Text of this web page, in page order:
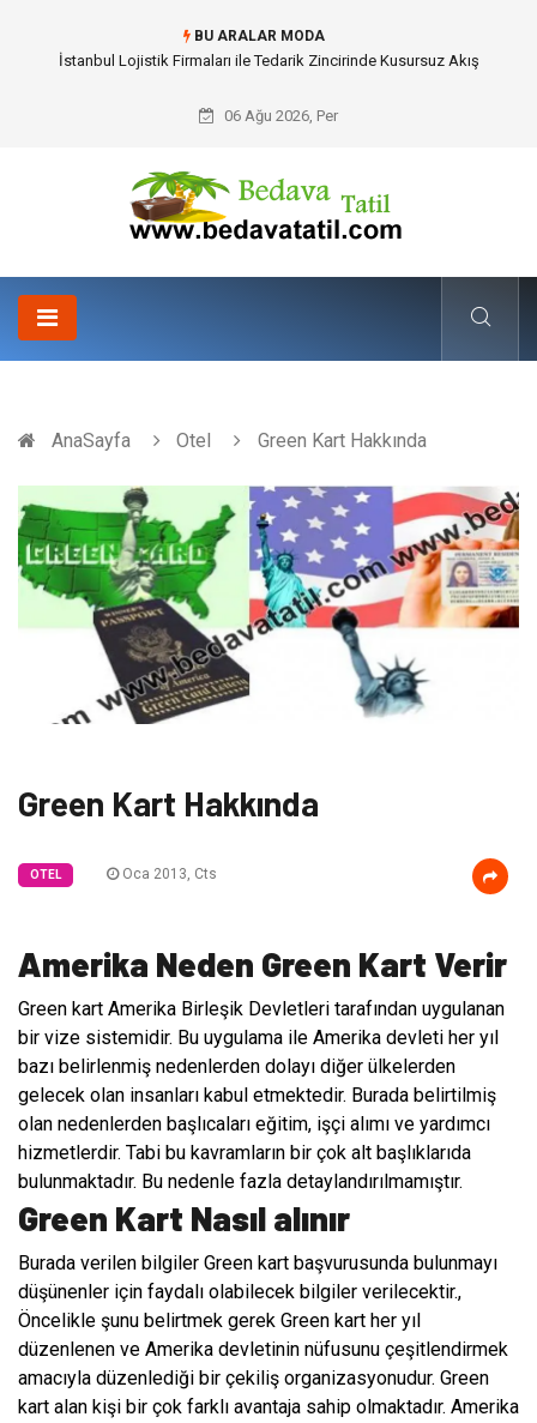
BU ARALAR MODA
Dalaman Bozburun Transfer: Seyahat Prestijinde Ve Zaman Yönetiminde
06 Ağu 2026, Per
AnaSayfa Otel Green Kart Hakkında
Green Kart Hakkında
OTEL Oca 2013, Cts
Amerika Neden Green Kart Verir
Green kart Amerika Birleşik Devletleri tarafından uygulanan
bir vize sistemidir. Bu uygulama ile Amerika devleti her yıl
bazı belirlenmiş nedenlerden dolayı diğer ülkelerden
gelecek olan insanları kabul etmektedir. Burada belirtilmiş
olan nedenlerden başlıcaları eğitim, işçi alımı ve yardımcı
hizmetlerdir. Tabi bu kavramların bir çok alt başlıklarıda
bulunmaktadır. Bu nedenle fazla detaylandırılmamıştır.
Green Kart Nasıl alınır
Burada verilen bilgiler Green kart başvurusunda bulunmayı
düşünenler için faydalı olabilecek bilgiler verilecektir.,
Öncelikle şunu belirtmek gerek Green kart her yıl
düzenlenen ve Amerika devletinin nüfusunu çeşitlendirmek
amacıyla düzenlediği bir çekiliş organizasyonudur. Green
kart alan kişi bir çok farklı avantaja sahip olmaktadır. Amerika